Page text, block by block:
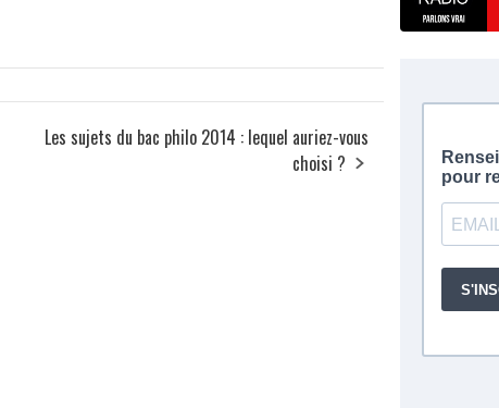
Les sujets du bac philo 2014 : lequel auriez-vous
choisi ?